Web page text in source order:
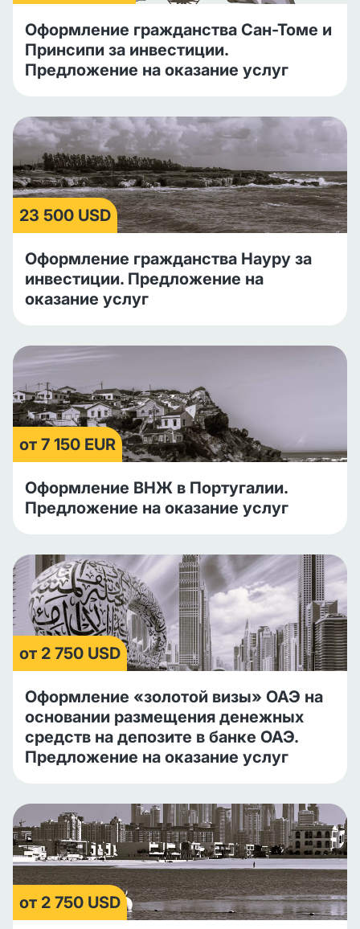
Оформление гражданства Сан-Томе и
Принсипи за инвестиции.
Предложение на оказание услуг
23 500 USD
Оформление гражданства Науру за
инвестиции. Предложение на
оказание услуг
от 7 150 EUR
Оформление ВНЖ в Португалии.
Предложение на оказание услуг
от 2 750 USD
Оформление «золотой визы» ОАЭ на
основании размещения денежных
средств на депозите в банке ОАЭ.
Предложение на оказание услуг
от 2 750 USD